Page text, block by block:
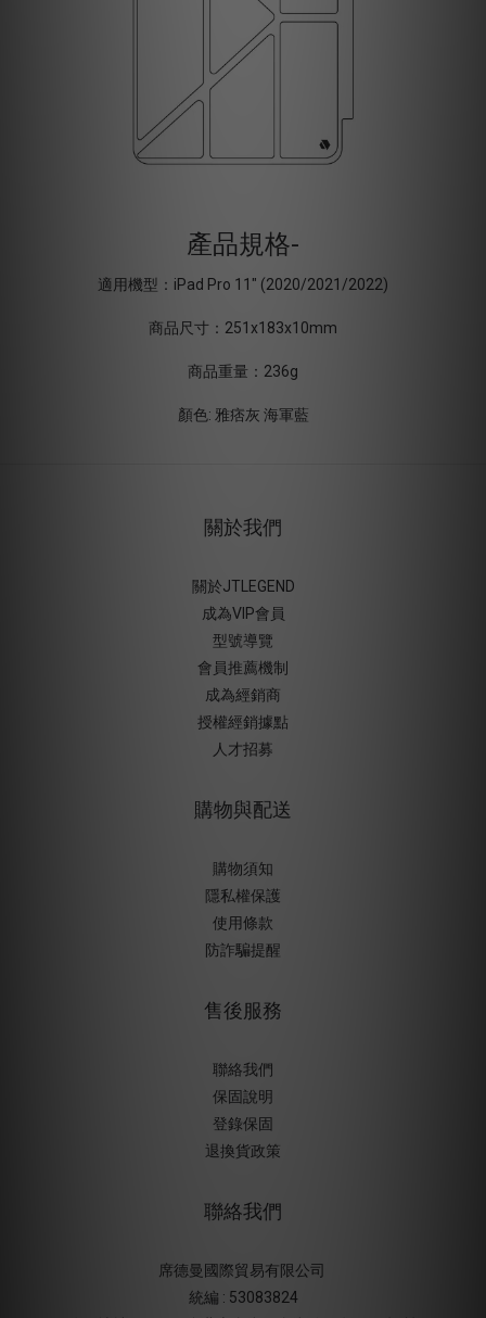
產品規格-
適用機型：iPad Pro 11" (2020/2021/2022)
商品尺寸：251x183x10mm
商品重量：236g
顏色: 雅痞灰 海軍藍
關於我們
關於JTLEGEND
成為VIP會員
型號導覽
會員推薦機制
成為經銷商
授權經銷據點
人才招募
購物與配送
購物須知
隱私權保護
使用條款
防詐騙提醒
售後服務
聯絡我們
保固說明
登錄保固
退換貨政策
聯絡我們
席德曼國際貿易有限公司
統編 : 53083824